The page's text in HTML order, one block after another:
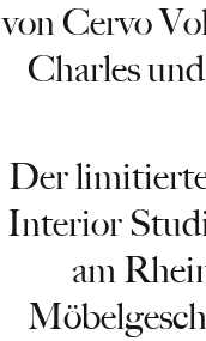
von Cervo
Charles
Der limitierte
Interior
am